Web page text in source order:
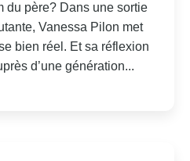
du père? Dans une sortie
Vanessa Pilon met
bien réel. Et sa réflexion
d’une génération...